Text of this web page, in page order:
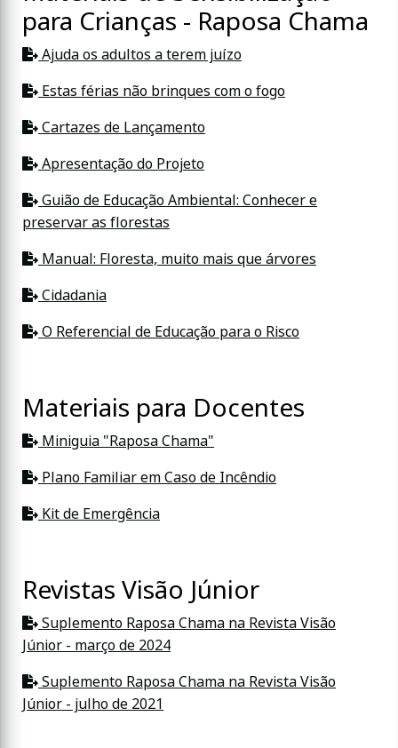
para Crianças - Raposa Chama
Ajuda os adultos a terem juízo
Estas férias não brinques com o fogo
Cartazes de Lançamento
Apresentação do Projeto
Guião de Educação Ambiental: Conhecer e
preservar as florestas
Manual: Floresta, muito mais que árvores
Cidadania
O Referencial de Educação para o Risco
Materiais para Docentes
Miniguia "Raposa Chama"
Plano Familiar em Caso de Incêndio
Kit de Emergência
Revistas Visão Júnior
Suplemento Raposa Chama na Revista Visão
Júnior - março de 2024
Suplemento Raposa Chama na Revista Visão
Júnior - julho de 2021